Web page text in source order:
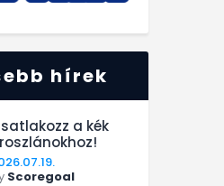
hírek
a kék
Scoregoal